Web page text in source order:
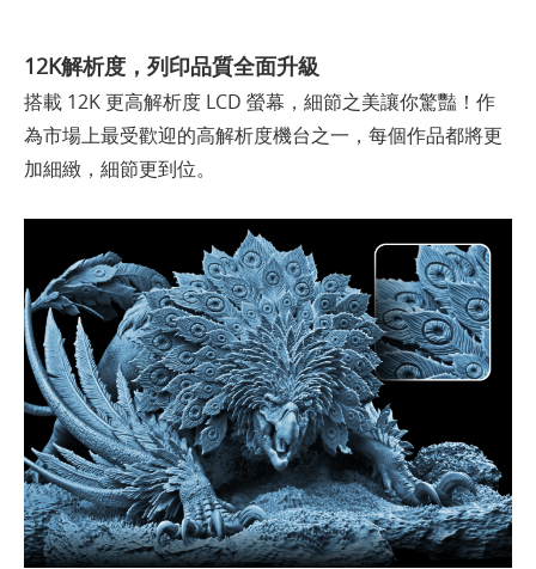
12K解析度，列印品質全面升級
搭載 12K 更高解析度 LCD 螢幕，細節之美讓你驚豔！作
為市場上最受歡迎的高解析度機台之一，每個作品都將更
加細緻，細節更到位。